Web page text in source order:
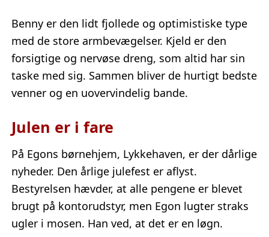
Benny er den lidt fjollede og optimistiske type
med de store armbevægelser. Kjeld er den
forsigtige og nervøse dreng, som altid har sin
taske med sig. Sammen bliver de hurtigt bedste
venner og en uovervindelig bande.
Julen er i fare
På Egons børnehjem, Lykkehaven, er der dårlige
nyheder. Den årlige julefest er aflyst.
Bestyrelsen hævder, at alle pengene er blevet
brugt på kontorudstyr, men Egon lugter straks
ugler i mosen. Han ved, at det er en løgn.